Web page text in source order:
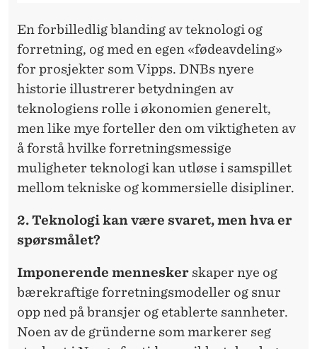
En forbilledlig blanding av teknologi og
forretning, og med en egen «fødeavdeling»
for prosjekter som Vipps. DNBs nyere
historie illustrerer betydningen av
teknologiens rolle i økonomien generelt,
men like mye forteller den om viktigheten av
å forstå hvilke forretningsmessige
muligheter teknologi kan utløse i samspillet
mellom tekniske og kommersielle disipliner.
2. Teknologi kan være svaret, men hva er
spørsmålet?
Imponerende mennesker skaper nye og
bærekraftige forretningsmodeller og snur
opp ned på bransjer og etablerte sannheter.
Noen av de gründerne som markerer seg